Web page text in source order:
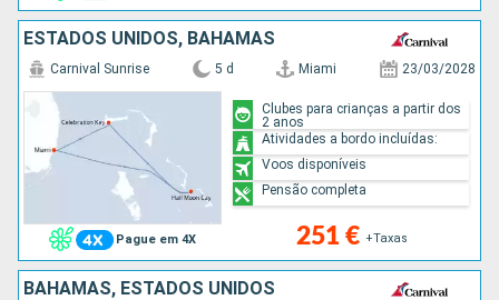
ESTADOS UNIDOS, BAHAMAS
Pague em 4X
Carnival Sunrise 5 d Miami 23/03/2028
251 € +Taxas
Clubes para crianças a partir dos
2 anos
Atividades a bordo incluídas:
Voos disponíveis
Pensão completa
BAHAMAS, ESTADOS UNIDOS